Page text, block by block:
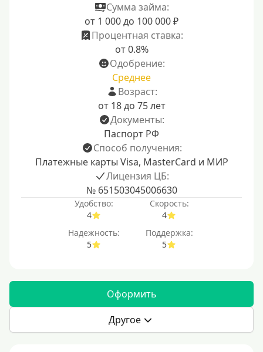
Сумма займа:
от 1 000 до 100 000 ₽
Процентная ставка:
от 0.8%
Одобрение:
Среднее
Возраст:
от 18 до 75 лет
Документы:
Паспорт РФ
Способ получения:
Платежные карты Visa, MasterCard и МИР
Лицензия ЦБ:
№ 651503045006630
Удобство:
4
Скорость:
4
Надежность:
5
Поддержка:
5
Оформить
Другое